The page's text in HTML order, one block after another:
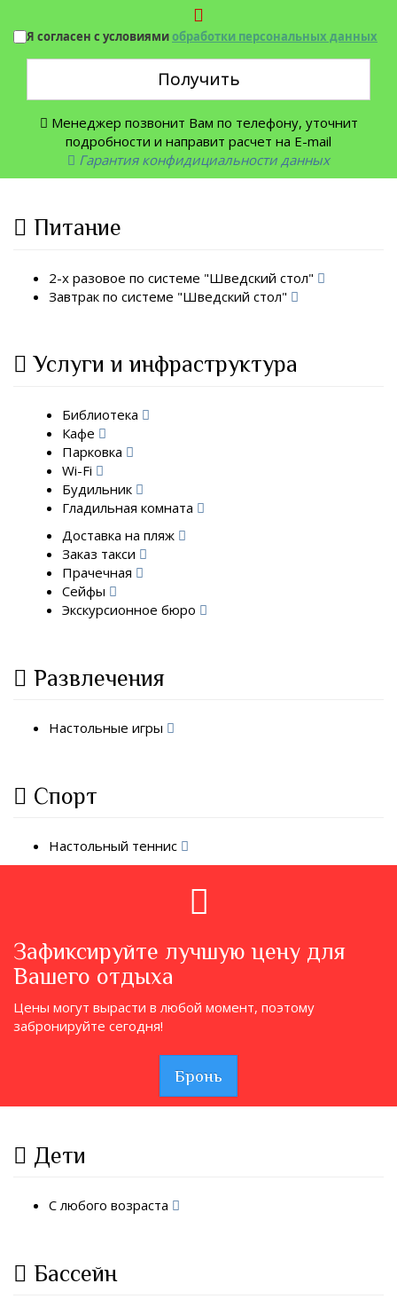
Я согласен с условиямиобработки персональных данных
Получить
Менеджер позвонит Вам по телефону, уточнит
подробности и направит расчет на E-mail
Гарантия конфидициальности данных
Питание
2-х разовое по системе "Шведский стол"
Завтрак по системе "Шведский стол"
Услуги и инфраструктура
Библиотека
Кафе
Парковка
Wi-Fi
Будильник
Гладильная комната
Доставка на пляж
Заказ такси
Прачечная
Сейфы
Экскурсионное бюро
Развлечения
Настольные игры
Спорт
Настольный теннис
Зафиксируйте лучшую цену для
Вашего отдыха
Цены могут вырасти в любой момент, поэтому
забронируйте сегодня!
Бронь
Дети
С любого возраста
Бассейн